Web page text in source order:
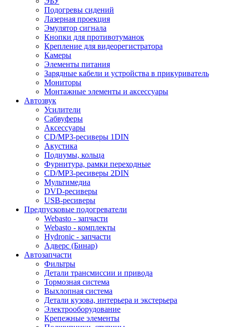
Подогревы сидений
Лазерная проекция
Эмулятор сигнала
Кнопки для противотуманок
Крепление для видеорегистратора
Камеры
Элементы питания
Зарядные кабели и устройства в прикуриватель
Мониторы
Монтажные элементы и аксессуары
Автозвук
Усилители
Сабвуферы
Аксессуары
CD/MP3-ресиверы 1DIN
Акустика
Подиумы, кольца
Фурнитура, рамки переходные
CD/MP3-ресиверы 2DIN
Мультимедиа
DVD-ресиверы
USB-ресиверы
Предпусковые подогреватели
Webasto - запчасти
Webasto - комплекты
Hydronic - запчасти
Адверс (Бинар)
Автозапчасти
Фильтры
Детали трансмиссии и привода
Тормозная система
Выхлопная система
Детали кузова, интерьера и экстерьера
Электрооборудование
Крепежные элементы